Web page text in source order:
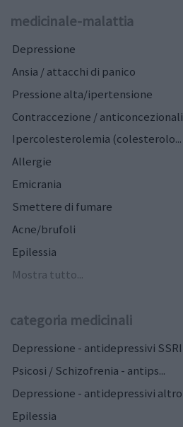
medicinale-malattia
Depressione
Ansia / attacchi di panico
Pressione alta/ipertensione
Contraccezione / anticoncezionali
Ipercolesterolemia (colesterolo...
Allergie
Emicrania
Smettere di fumare
Acne/brufoli
Epilessia
Mostra tutto...
categoria medicinali
Depressione - antidepressivi SSRI
Psicosi / Schizofrenia - antips...
Depressione - antidepressivi altro
Epilessia